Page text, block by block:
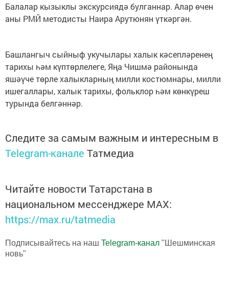
Балалар кызыклы экскурсиядә булганнар. Алар өчен
аны РМЙ методисты Наира Арутюнян үткәргән.
Башлангыч сыйныф укучылары халык кәсепләренең
тарихы һәм күптөрлелеге, Яңа Чишмә районында
яшәүче төрле халыкларның милли костюмнары, милли
ишегаллары, халык тарихы, фольклор һәм көнкүреш
турында белгәннәр.
Следите за самым важным и интересным в
Telegram-канале Татмедиа
Читайте новости Татарстана в
национальном мессенджере MАХ:
https://max.ru/tatmedia
Подписывайтесь на наш Telegram-канал "Шешминская
новь"